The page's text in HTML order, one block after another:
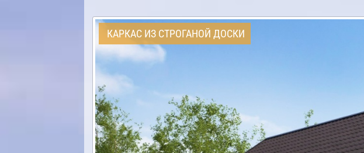
КАРКАС ИЗ СТРОГАНОЙ ДОСКИ